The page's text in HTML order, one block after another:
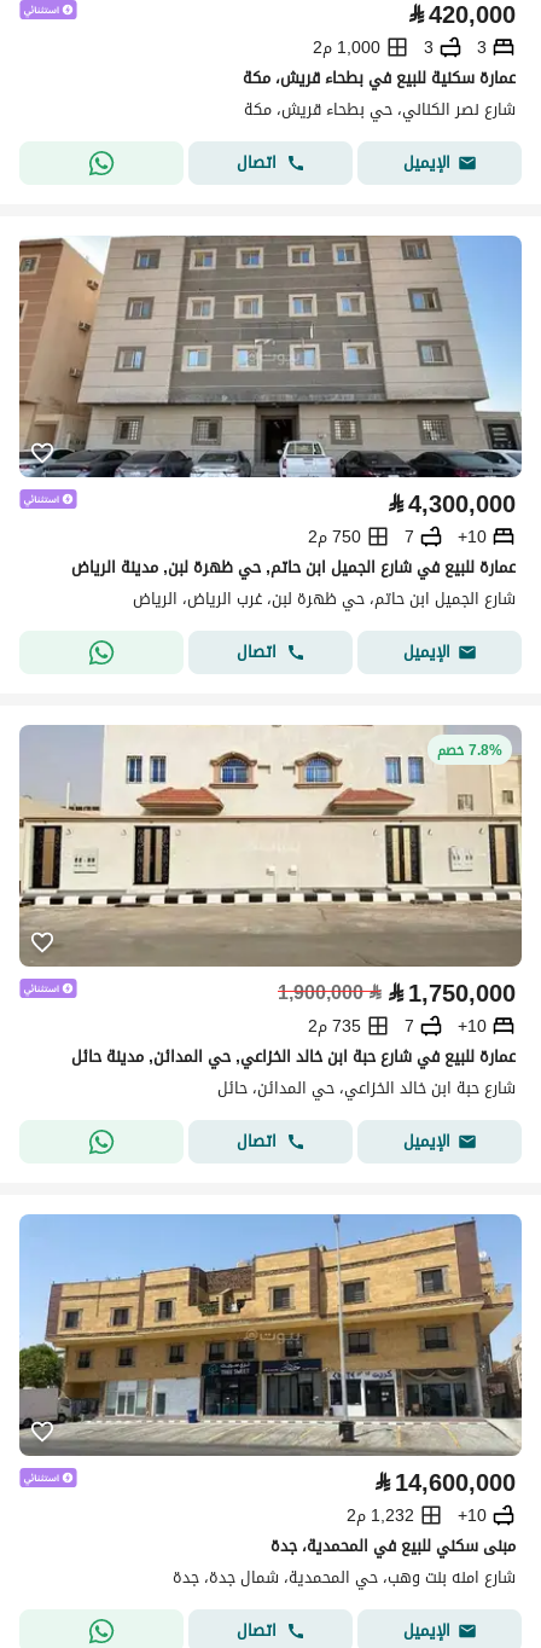
⃁420,000
3
3
1,000 م2
عمارة سكنية للبيع في بطحاء قريش، مكة
شارع نصر الكناني، حي بطحاء قريش، مكة
الإيميل
اتصال
⃁4,300,000
10+
7
750 م2
عمارة للبيع في شارع الجميل ابن حاتم, حي ظهرة لبن, مدينة الرياض
شارع الجميل ابن حاتم، حي ظهرة لبن، غرب الرياض، الرياض
الإيميل
اتصال
7.8% خصم
⃁1,750,000
⃁
1,900,000
10+
7
735 م2
عمارة للبيع في شارع حبة ابن خالد الخزاعي, حي المدائن, مدينة حائل
شارع حبة ابن خالد الخزاعي، حي المدائن، حائل
الإيميل
اتصال
⃁14,600,000
10+
1,232 م2
مبنى سكني للبيع في المحمدية، جدة
شارع امنه بنت وهب، حي المحمدية، شمال جدة، جدة
الإيميل
اتصال